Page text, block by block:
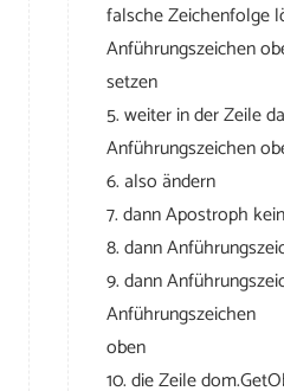
falsche Zeichenfolge
Anführungszeichen
setzen
5. weiter in der Zeile
Anführungszeichen
6. also ändern
7. dann Apostroph
8. dann
9. dann
Anführungszeichen
oben
10. die Zeile